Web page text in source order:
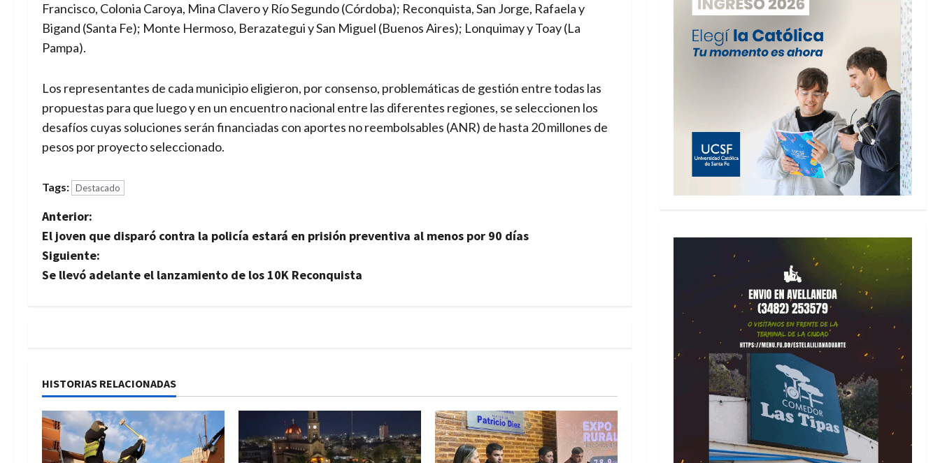
Francisco, Colonia Caroya, Mina Clavero y Río Segundo (Córdoba); Reconquista, San Jorge, Rafaela y
Bigand (Santa Fe); Monte Hermoso, Berazategui y San Miguel (Buenos Aires); Lonquimay y Toay (La
Pampa).
Los representantes de cada municipio eligieron, por consenso, problemáticas de gestión entre todas las
propuestas para que luego y en un encuentro nacional entre las diferentes regiones, se seleccionen los
desafíos cuyas soluciones serán financiadas con aportes no reembolsables (ANR) de hasta 20 millones de
pesos por proyecto seleccionado.
Tags: Destacado
N
a
v
c
i
ó
Anterior:
El joven que disparó contra la policía estará en prisión preventiva al menos por 90 días
Siguiente:
Se llevó adelante el lanzamiento de los 10K Reconquista
HISTORIAS RELACIONADAS